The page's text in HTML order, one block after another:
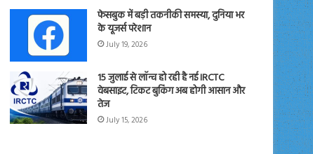
फेसबुक में बड़ी तकनीकी समस्या, दुनिया भर
के यूजर्स परेशान
July 19, 2026
15 जुलाई से लॉन्च हो रही है नई IRCTC
वेबसाइट, टिकट बुकिंग अब होगी आसान और
तेज
July 15, 2026